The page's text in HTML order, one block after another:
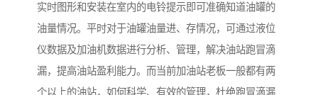
实时图形和安装在室内的电铃提示即可准确知道油罐的
油量情况。平时对于油罐油量进、存情况，可通过液位
仪数据及加油机数据进行分析、管理，解决油站跑冒滴
漏，提高油站盈利能力。而当前加油站老板一般都有两
个以上的油站，如何科学、有效的管理，杜绝跑冒滴漏